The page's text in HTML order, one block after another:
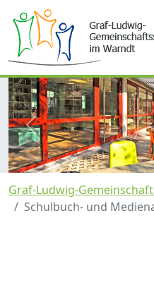
zurück
Graf-Ludwig-
Schulbuch- und